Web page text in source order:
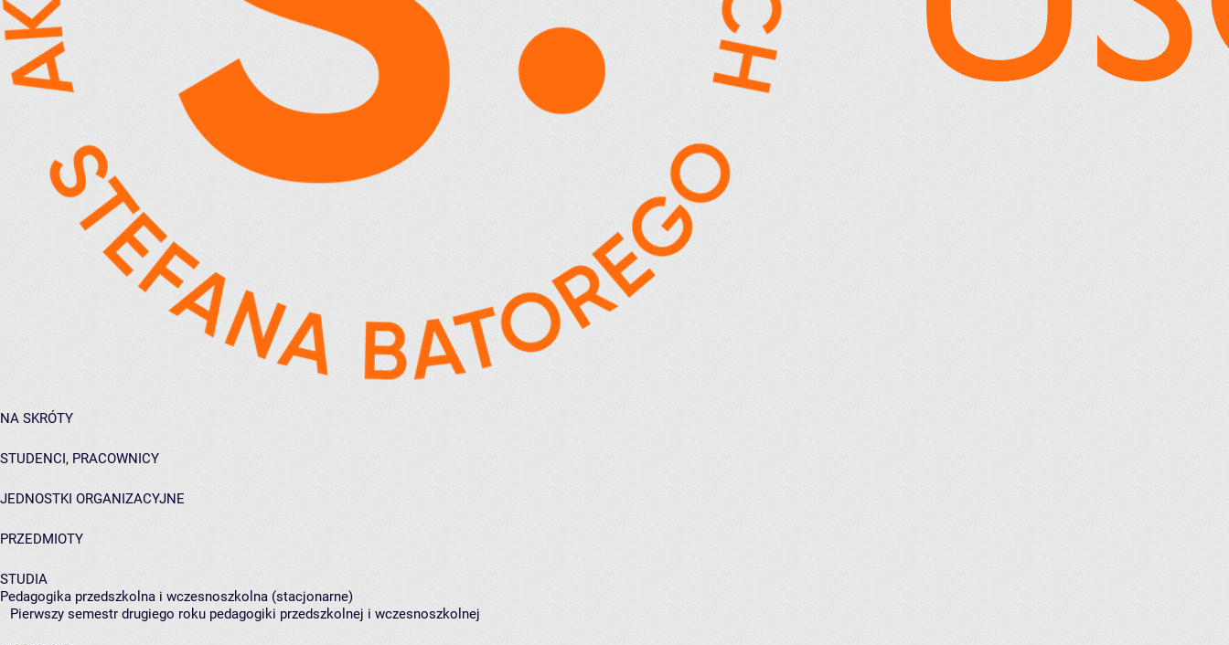
NA SKRÓTY
STUDENCI, PRACOWNICY
JEDNOSTKI ORGANIZACYJNE
PRZEDMIOTY
STUDIA
Pedagogika przedszkolna i wczesnoszkolna (stacjonarne)
Pierwszy semestr drugiego roku pedagogiki przedszkolnej i wczesnoszkolnej